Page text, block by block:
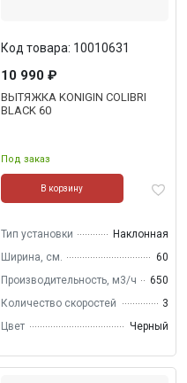
ВЫТЯЖКА KONIGIN COLIBRI
BLACK 60
Под заказ
Код товара: 10010631
10 990 ₽
В корзину
Тип установки
Наклонная
Ширина, см.
60
Производительность, м3/ч
650
Количество скоростей
3
Цвет
Черный